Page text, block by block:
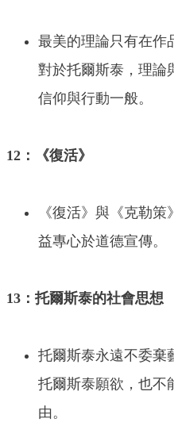
最美的理論只有在作
對於托爾斯泰，理論
信仰與行動一般。
12：《復活》
《復活》與《克勒
益專心於道德宣傳。
13：托爾斯泰的社會思想
托爾斯泰永遠不委棄
托爾斯泰願欲，也不
由。